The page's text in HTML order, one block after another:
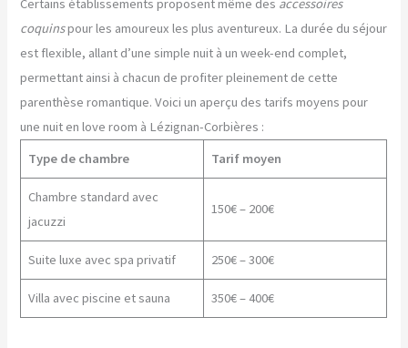
Certains établissements proposent même des accessoires
coquinspour les amoureux les plus aventureux. La durée du séjour
est flexible, allant d’une simple nuit à un week-end complet,
permettant ainsi à chacun de profiter pleinement de cette
parenthèse romantique. Voici un aperçu des tarifs moyens pour
une nuit en love room à Lézignan-Corbières :
Type de chambre
Tarif moyen
Chambre standard avec
jacuzzi
150€ – 200€
Suite luxe avec spa privatif 250€ – 300€
Villa avec piscine et sauna 350€ – 400€